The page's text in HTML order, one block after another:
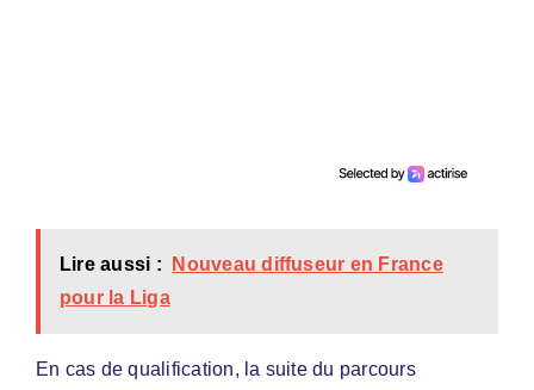
Lire aussi :
Nouveau diffuseur en France
pour la Liga
En cas de qualification, la suite du parcours